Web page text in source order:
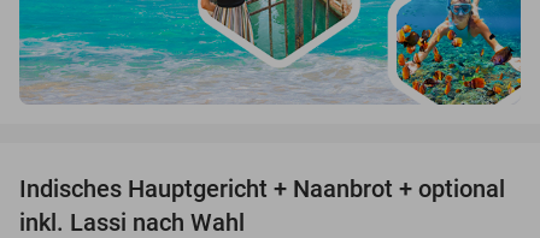
35%
Indisches Hauptgericht + Naanbrot + optional
inkl. Lassi nach Wahl